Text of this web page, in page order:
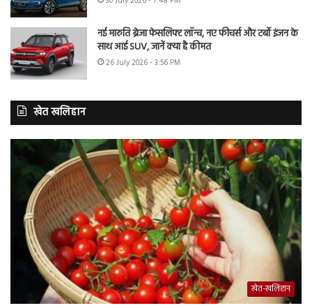
नई मारुति ब्रेजा फेसलिफ्ट लॉन्च, नए फीचर्स और टर्बो इंजन के
साथ आई SUV, जानें क्या है कीमत
26 July 2026 - 3:56 PM
खेत खलिहान
खेत-खलिहान